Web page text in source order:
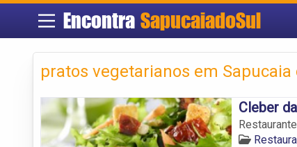
Encontra SapucaiadoSul
pratos vegetarianos em Sapucaia
Cleber